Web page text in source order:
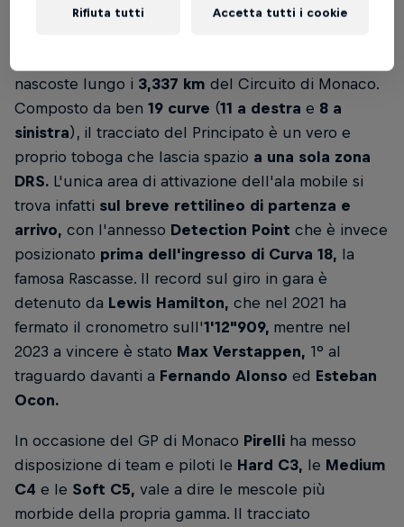
Max Verstappen, Lando Norris e gli altri 18
nascoste lungo i 3,337 km del Circuito di Monaco.
Composto da ben 19 curve (11 a destra e 8 a
sinistra), il tracciato del Principato è un vero e
proprio toboga che lascia spazio a una sola zona
DRS. L'unica area di attivazione dell'ala mobile si
trova infatti sul breve rettilineo di partenza e
arrivo, con l'annesso Detection Point che è invece
posizionato prima dell'ingresso di Curva 18, la
famosa Rascasse. Il record sul giro in gara è
detenuto da Lewis Hamilton, che nel 2021 ha
fermato il cronometro sull'1'12"909, mentre nel
2023 a vincere è stato Max Verstappen, 1° al
traguardo davanti a Fernando Alonso ed Esteban
Ocon.
In occasione del GP di Monaco Pirelli ha messo
disposizione di team e piloti le Hard C3, le Medium
C4 e le Soft C5, vale a dire le mescole più
morbide della propria gamma. Il tracciato
Rifiuta tutti Accetta tutti i cookie